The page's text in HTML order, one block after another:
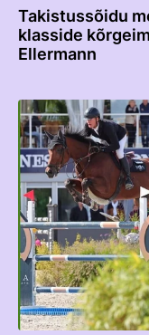
Võistluskalender
Võistlussarjad
Ametnikud
Koolitused
Välisvõistlustel
VOLTIŽEERIMINE
Välisvõistlustel
Takistussõidu
klasside
Ellermann